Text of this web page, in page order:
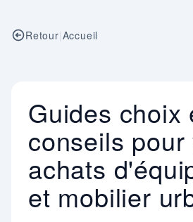
Retour|Accueil
Guides choix
conseils pour
achats
et mobilier